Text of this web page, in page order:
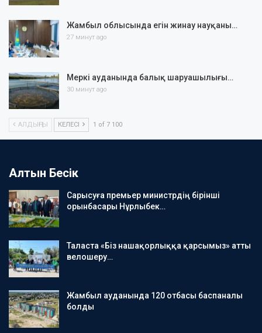
Жамбыл облысында егін жинау науқаны…
27 минут ago
Меркі ауданында балық шаруашылығы…
30 минут ago
АЛДЫҢҒЫ КЕЛЕСІ 1 of 7 100
Алтын Бесік
Сарысуға премьер министрдің бірінші
орынбасары Нұрлыбек…
Таласта «Біз нашақорлыққа қарсымыз» атты
велошеру…
Жамбыл ауданында 120 отбасы баспаналы
болды